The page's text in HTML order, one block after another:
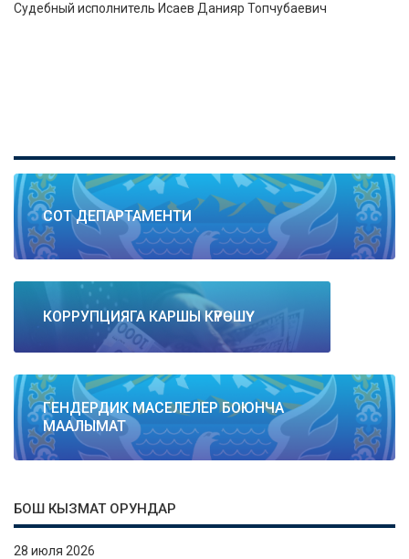
Судебный исполнитель Исаев Данияр Топчубаевич
СОТ ДЕПАРТАМЕНТИ
КОРРУПЦИЯГА КАРШЫ КҮРӨШҮҮ
ГЕНДЕРДИК МАСЕЛЕЛЕР БОЮНЧА
МААЛЫМАТ
БОШ КЫЗМАТ ОРУНДАР
28 июля 2026